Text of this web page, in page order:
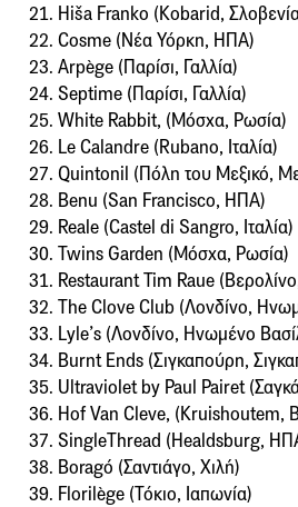
21. Hiša Franko (Kobarid,
22. Cosme (Νέα Υόρκη, ΗΠΑ)
23. Arpège (Παρίσι, Γαλλία)
24. Septime (Παρίσι, Γαλλία)
25. White Rabbit, (Μόσχα, Ρωσία)
26. Le Calandre (Rubano, Ιταλία)
27. Quintonil (Πόλη του Μεξικό,
28. Benu (San Francisco, ΗΠΑ)
29. Reale (Castel di Sangro, Ιταλία)
30. Twins Garden (Μόσχα, Ρωσία)
31. Restaurant Tim Raue
32. The Clove Club (Λονδίνο,
33. Lyle’s (Λονδίνο, Ηνωμένο
34. Burnt Ends (Σιγκαπούρη,
35. Ultraviolet by Paul Pairet
36. Hof Van Cleve, (Kruishoutem,
37. SingleThread (Healdsburg,
38. Boragó (Σαντιάγο, Χιλή)
39. Florilège (Τόκιο, Ιαπωνία)